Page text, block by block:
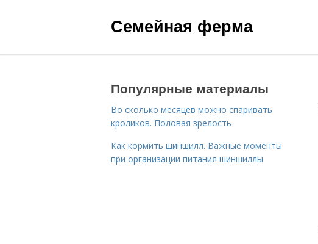
Семейная ферма
Популярные материалы
Во сколько месяцев можно спаривать
кроликов. Половая зрелость
Как кормить шиншилл. Важные моменты
при организации питания шиншиллы